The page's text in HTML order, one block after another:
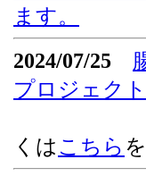
ます。
2024/07/25
プロジェク
「
くはこちら